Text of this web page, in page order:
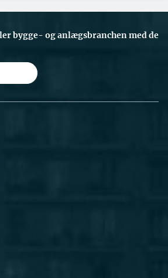
bygge- og anlægsbranchen med de